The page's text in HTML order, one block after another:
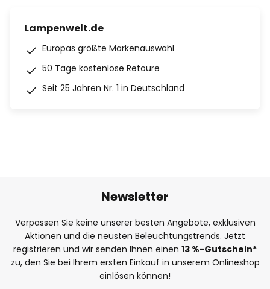
Lampenwelt.de
Europas größte Markenauswahl
50 Tage kostenlose Retoure
Seit 25 Jahren Nr. 1 in Deutschland
Newsletter
Verpassen Sie keine unserer besten Angebote, exklusiven
Aktionen und die neusten Beleuchtungstrends. Jetzt
registrieren und wir senden Ihnen einen 13 %-Gutschein*
zu, den Sie bei Ihrem ersten Einkauf in unserem Onlineshop
einlösen können!